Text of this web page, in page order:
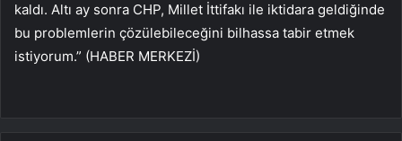
kaldı. Altı ay sonra CHP, Millet İttifakı ile iktidara geldiğinde
bu problemlerin çözülebileceğini bilhassa tabir etmek
istiyorum.” (HABER MERKEZİ)